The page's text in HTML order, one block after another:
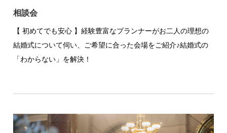
相談会
【 初めてでも安心 】経験豊富なプランナーがお二人の理想の
結婚式について伺い、ご希望に合った会場をご紹介♪結婚式の
「わからない」を解決！